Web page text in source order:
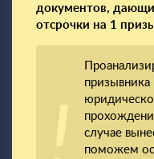
документов,
отсрочки на 1
случае
поможем